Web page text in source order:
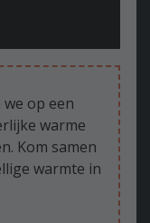
op een
warme
Kom samen
warmte in